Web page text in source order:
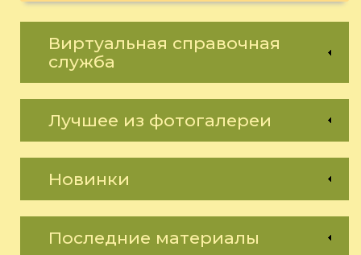
Виртуальная справочная
служба
Лучшее из фотогалереи
Новинки
Последние материалы